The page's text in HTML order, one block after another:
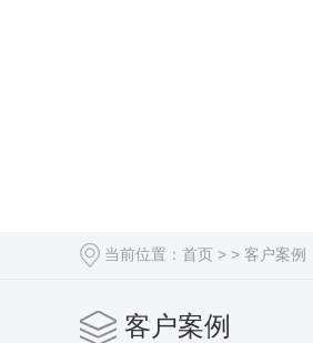
当前位置： 首页 > > 客户案例
客户案例